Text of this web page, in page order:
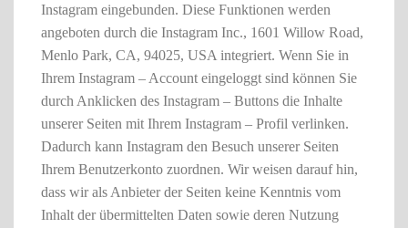
Instagram eingebunden. Diese Funktionen werden
angeboten durch die Instagram Inc., 1601 Willow Road,
Menlo Park, CA, 94025, USA integriert. Wenn Sie in
Ihrem Instagram – Account eingeloggt sind können Sie
durch Anklicken des Instagram – Buttons die Inhalte
unserer Seiten mit Ihrem Instagram – Profil verlinken.
Dadurch kann Instagram den Besuch unserer Seiten
Ihrem Benutzerkonto zuordnen. Wir weisen darauf hin,
dass wir als Anbieter der Seiten keine Kenntnis vom
Inhalt der übermittelten Daten sowie deren Nutzung